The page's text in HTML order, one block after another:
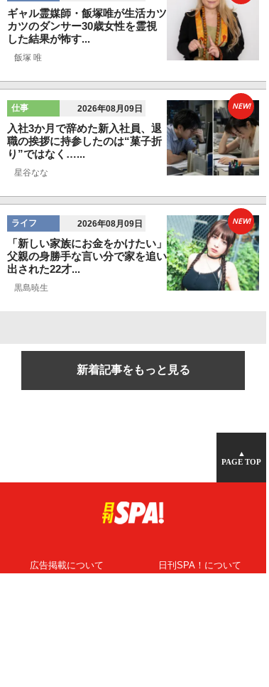
ギャル霊媒師・飯塚唯が生活カツ
カツのダンサー30歳女性を霊視
した結果が怖す...
飯塚 唯
仕事 2026年08月09日
入社3か月で辞めた新入社員、退
職の挨拶に持参したのは“菓子折
り”ではなく…...
星谷なな
NEW!
ライフ 2026年08月09日
「新しい家族にお金をかけたい」
父親の身勝手な言い分で家を追い
出された22才...
黒島暁生
NEW!
新着記事をもっと見る
▲
PAGE TOP
広告掲載について 日刊SPA！について